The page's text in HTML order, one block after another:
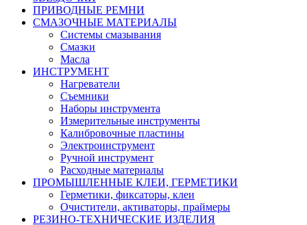
ПРИВОДНЫЕ РЕМНИ
СМАЗОЧНЫЕ МАТЕРИАЛЫ
Системы смазывания
Смазки
Масла
ИНСТРУМЕНТ
Нагреватели
Съемники
Наборы инструмента
Измерительные инструменты
Калибровочные пластины
Электроинструмент
Ручной инструмент
Расходные материалы
ПРОМЫШЛЕННЫЕ КЛЕИ, ГЕРМЕТИКИ
Герметики, фиксаторы, клеи
Очистители, активаторы, праймеры
РЕЗИНО-ТЕХНИЧЕСКИЕ ИЗДЕЛИЯ